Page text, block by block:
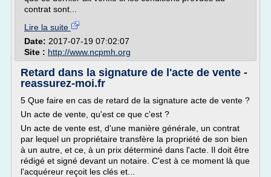
contrat sont...
Lire la suite
Date: 2017-07-19 07:02:07
Site : http://www.ncpmh.org
Retard dans la signature de l'acte de vente -
reassurez-moi.fr
5 Que faire en cas de retard de la signature acte de vente ?
Un acte de vente, qu'est ce que c'est ?
Un acte de vente est, d'une manière générale, un contrat
par lequel un propriétaire transfère la propriété de son bien
à un autre, et ce, à un prix déterminé dans l'acte. Il doit être
rédigé et signé devant un notaire. C'est à ce moment là que
l'acquéreur reçoit les clés et...